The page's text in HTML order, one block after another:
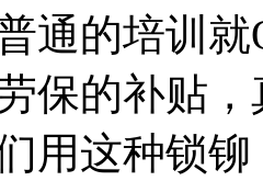
通的培训
保的补贴
用这种锁